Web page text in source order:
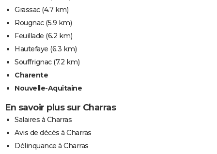
Grassac(4.7 km)
Rougnac(5.9 km)
Feuillade (6.2 km)
Hautefaye (6.3 km)
Souffrignac(7.2 km)
Charente
Nouvelle-Aquitaine
En savoir plus sur Charras
Salaires à Charras
Avis de décès à Charras
Délinquance à Charras